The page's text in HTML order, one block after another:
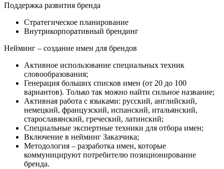
Поддержка развития бренда
Стратегическое планирование
Внутрикорпоративный брендинг
Нейминг – создание имен для брендов
Активное использование специальных техник
словообразования;
Генерация больших списков имен (от 20 до 100
вариантов). Только так можно найти сильное название;
Активная работа с языками: русский, английский,
немецкий, французский, испанский, итальянский,
старославянский, греческий, латинский;
Специальные экспертные техники для отбора имен;
Включение в нейминг Заказчика;
Методология – разработка имен, которые
коммуницируют потребителю позиционирование
бренда.